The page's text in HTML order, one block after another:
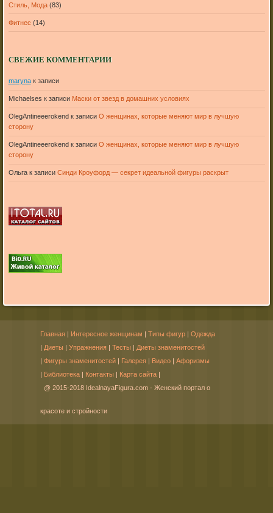
Стиль, Мода(83)
Фитнес (14)
СВЕЖИЕ КОММЕНТАРИИ
marynaк записи
Michaelses к записи Маски от звезд в домашних условиях
OlegAntineeerokend к записи О женщинах, которые меняют мир в лучшую
сторону
OlegAntineeerokend к записи О женщинах, которые меняют мир в лучшую
сторону
Ольгак записи Синди Кроуфорд — секрет идеальной фигуры раскрыт
Главная | Интересное женщинам | Типы фигур | Одежда
| Диеты | Упражнения | Тесты | Диеты знаменитостей
| Фигуры знаменитостей | Галерея | Видео | Афоризмы
| Библиотека | Контакты | Карта сайта |
@ 2015-2018 IdealnayaFigura.com - Женский портал о
красоте и стройности